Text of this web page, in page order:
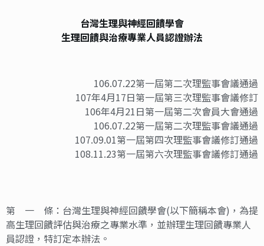
台灣生理與神經回饋學會
生理回饋與治療專業人員認證辦法
106.07.22第一屆第二次理監事會議通過
107年4月17日第一屆第三次理監事會議修訂
106年4月21日第一屆第二次會員大會通過
106.07.22第一屆第二次理監事會議通過
107.09.01第一屆第四次理監事會議修訂通過
108.11.23第一屆第六次理監事會議修訂通過
第 一 條：台灣生理與神經回饋學會(以下簡稱本會)，為提
高生理回饋評估與治療之專業水準，並辦理生理回饋專業人
員認證，特訂定本辦法。